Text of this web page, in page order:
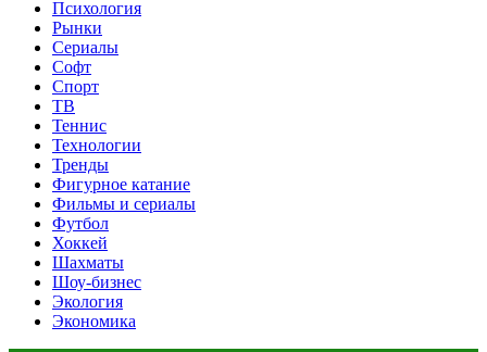
Психология
Рынки
Сериалы
Софт
Спорт
ТВ
Теннис
Технологии
Тренды
Фигурное катание
Фильмы и сериалы
Футбол
Хоккей
Шахматы
Шоу-бизнес
Экология
Экономика